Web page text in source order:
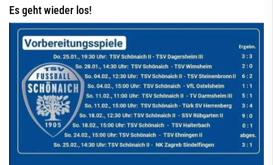
Es geht wieder los!